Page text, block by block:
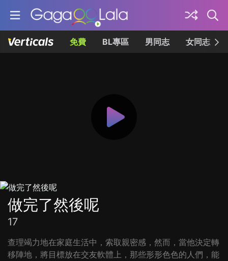
免費 BL專區 男同志 女同志
做完了然後呢
17
查理竭力地在家庭生活中，索取親密感，然而，當他決定轉
移陣地，將目標放在交友軟體上，那些形形色色的人們，能